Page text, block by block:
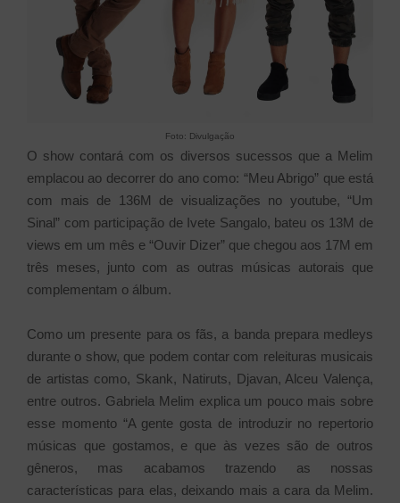
Foto: Divulgação
O show contará com os diversos sucessos que a Melim
emplacou ao decorrer do ano como: “Meu Abrigo” que está
com mais de 136M de visualizações no youtube, “Um
Sinal” com participação de Ivete Sangalo, bateu os 13M de
views em um mês e “Ouvir Dizer” que chegou aos 17M em
três meses, junto com as outras músicas autorais que
complementam o álbum.
Como um presente para os fãs, a banda prepara medleys
durante o show, que podem contar com releituras musicais
de artistas como, Skank, Natiruts, Djavan, Alceu Valença,
entre outros. Gabriela Melim explica um pouco mais sobre
esse momento “A gente gosta de introduzir no repertorio
músicas que gostamos, e que às vezes são de outros
gêneros, mas acabamos trazendo as nossas
características para elas, deixando mais a cara da Melim.